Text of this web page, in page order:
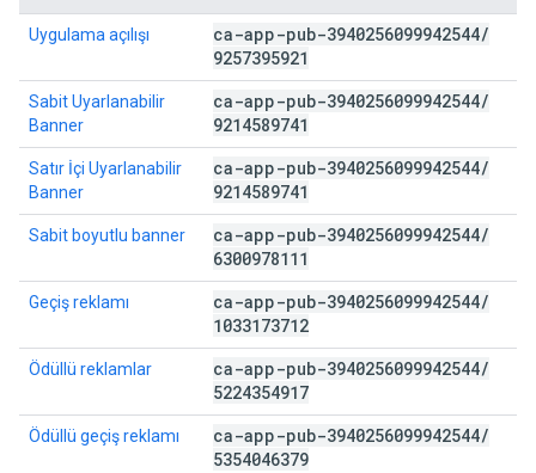
Uygulama açılışı ca-app-pub-3940256099942544/
9257395921
Sabit Uyarlanabilir
Banner
ca-app-pub-3940256099942544/
9214589741
Satır İçi Uyarlanabilir
Banner
ca-app-pub-3940256099942544/
9214589741
Sabit boyutlu banner ca-app-pub-3940256099942544/
6300978111
Geçiş reklamı ca-app-pub-3940256099942544/
1033173712
Ödüllü reklamlar ca-app-pub-3940256099942544/
5224354917
Ödüllü geçiş reklamı ca-app-pub-3940256099942544/
5354046379